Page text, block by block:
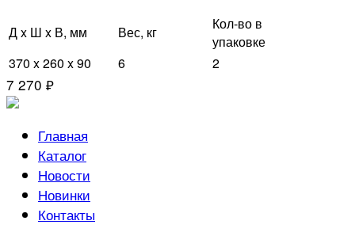
Д x Ш x В, мм Вес, кг
Кол-во в
упаковке
370 x 260 x 90
6 2
7 270 ₽
Главная
Каталог
Новости
Новинки
Контакты